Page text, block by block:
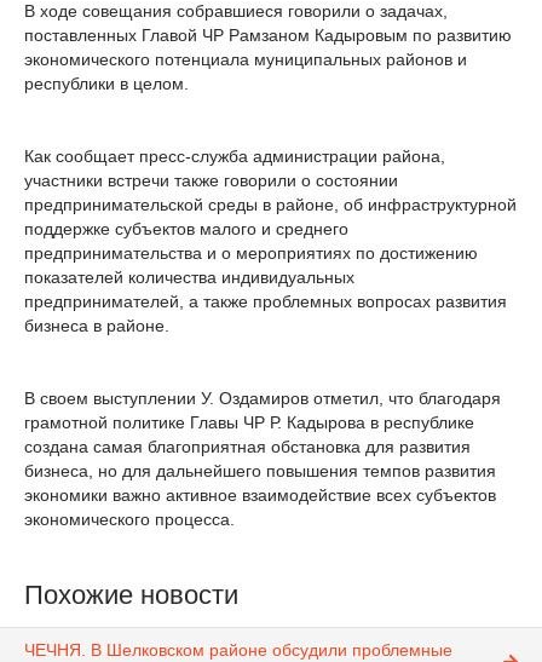
В ходе совещания собравшиеся говорили о задачах,
поставленных Главой ЧР Рамзаном Кадыровым по развитию
экономического потенциала муниципальных районов и
республики в целом.
Как сообщает пресс-служба администрации района,
участники встречи также говорили о состоянии
предпринимательской среды в районе, об инфраструктурной
поддержке субъектов малого и среднего
предпринимательства и о мероприятиях по достижению
показателей количества индивидуальных
предпринимателей, а также проблемных вопросах развития
бизнеса в районе.
В своем выступлении У. Оздамиров отметил, что благодаря
грамотной политике Главы ЧР Р. Кадырова в республике
создана самая благоприятная обстановка для развития
бизнеса, но для дальнейшего повышения темпов развития
экономики важно активное взаимодействие всех субъектов
экономического процесса.
Похожие новости
ЧЕЧНЯ. В Шелковском районе обсудили проблемные